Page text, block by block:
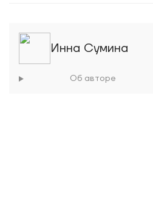
Инна Сумина
Об авторе